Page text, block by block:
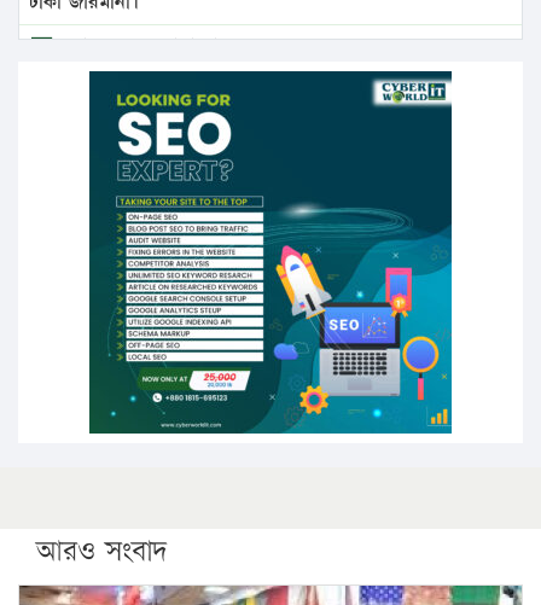
এবার লঞ্চের ভাড়া বাড়ল
১৭ থেকে ২১ শতাংশ বিদ্যুতের দাম বাড়ানোর প্রস্তাব পিডিবির
১৬ মে চাঁদপুর ও ২৫ মে ফেনী সফরে যাবেন প্রধানমন্ত্রী
উচ্চশিক্ষায় গৌরবময় অর্জন: পূর্ণ স্কলারশিপে যুক্তরাষ্ট্রে
পিএইচডি করছেন কুয়েটের কৃতি…
সারা দেশে বজ্রাঘাতে ১৪ জনের প্রাণহানি
কঠোর হচ্ছে এসএসসি ও এইচএসসি পরীক্ষা
ফরিদগঞ্জে আগুনে পুড়লো ৬ ব্যবসা প্রতিষ্ঠান
আরও সংবাদ